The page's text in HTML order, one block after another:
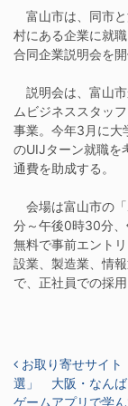
富山市は、同市
村にある企業に就
合同企業説明会を開
説明会は、富山市
ムビジネススタッ
事業。今年3月に大
のUIJターン就職を
通費を助成する。
会場は富山市の
分～午後0時30分
無料で事前エント
設業、製造業、情
で、正社員での採
投稿ナビ
お取り寄せサイ
選」 大阪・なんば
ゲームアプリで学